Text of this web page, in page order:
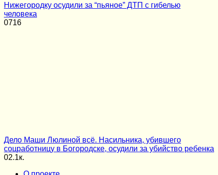
Нижегородку осудили за “пьяное” ДТП с гибелью
человека
0716
Дело Маши Люлиной всё. Насильника, убившего
соцработницу в Богородске, осудили за убийство ребенка
02.1к.